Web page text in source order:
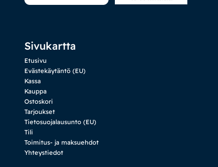
Sivukartta
Etusivu
Evästekäytäntö (EU)
Kassa
Kauppa
Ostoskori
Tarjoukset
Tietosuojalausunto (EU)
Tili
Toimitus- ja maksuehdot
Yhteystiedot